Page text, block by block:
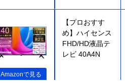
Amazonで見る
【プロおすす
め】ハイセンス
FHD/HD液晶テ
レビ 40A4N